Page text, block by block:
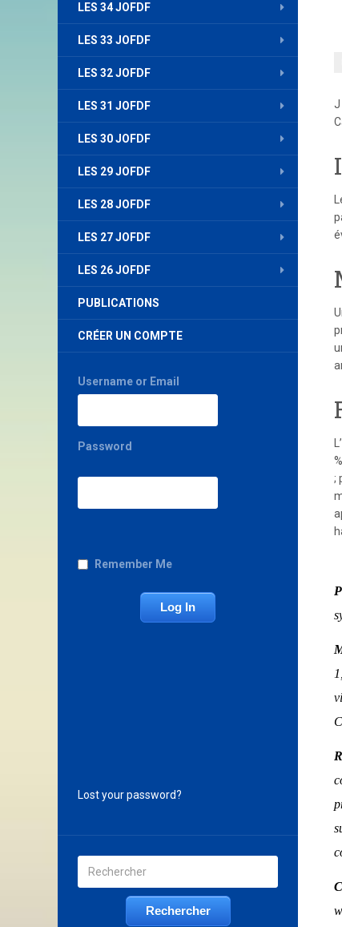
LES 34 JOFDF
LES 33 JOFDF
LES 32 JOFDF
LES 31 JOFDF
LES 30 JOFDF
LES 29 JOFDF
LES 28 JOFDF
LES 27 JOFDF
LES 26 JOFDF
PUBLICATIONS
CRÉER UN COMPTE
Username or Email
Password
Remember Me
Lost your password?
J
;